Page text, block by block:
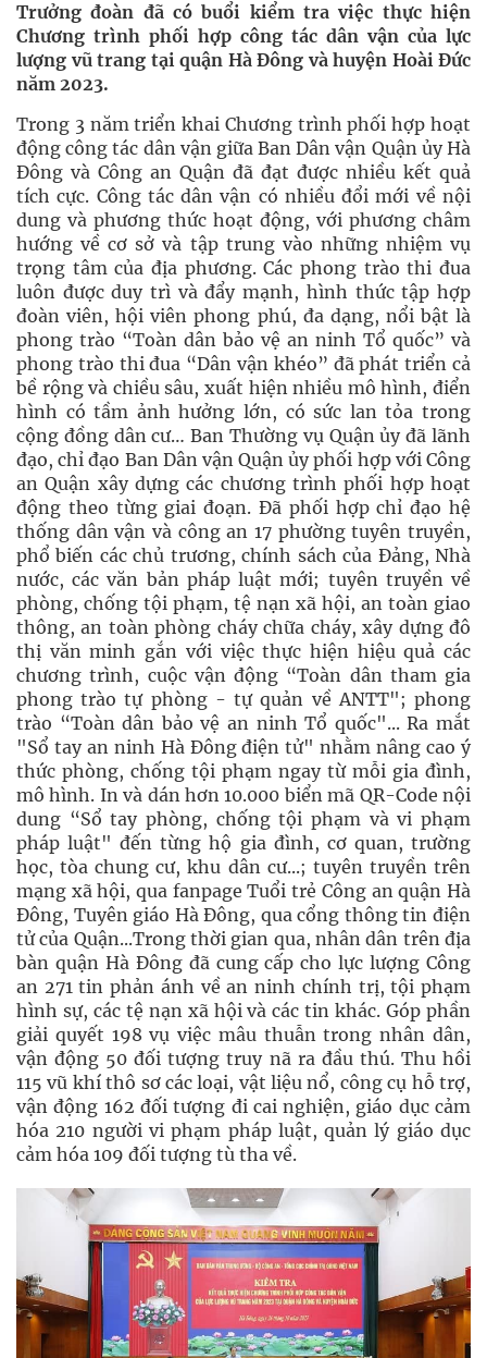
Trưởng đoàn đã có buổi kiểm tra việc thực hiện
Chương trình phối hợp công tác dân vận của lực
lượng vũ trang tại quận Hà Đông và huyện Hoài Đức
năm 2023.
Trong 3 năm triển khai Chương trình phối hợp hoạt
động công tác dân vận giữa Ban Dân vận Quận ủy Hà
Đông và Công an Quận đã đạt được nhiều kết quả
tích cực. Công tác dân vận có nhiều đổi mới về nội
dung và phương thức hoạt động, với phương châm
hướng về cơ sở và tập trung vào những nhiệm vụ
trọng tâm của địa phương. Các phong trào thi đua
luôn được duy trì và đẩy mạnh, hình thức tập hợp
đoàn viên, hội viên phong phú, đa dạng, nổi bật là
phong trào “Toàn dân bảo vệ an ninh Tổ quốc” và
phong trào thi đua “Dân vận khéo” đã phát triển cả
bề rộng và chiều sâu, xuất hiện nhiều mô hình, điển
hình có tầm ảnh hưởng lớn, có sức lan tỏa trong
cộng đồng dân cư… Ban Thường vụ Quận ủy đã lãnh
đạo, chỉ đạo Ban Dân vận Quận ủy phối hợp với Công
an Quận xây dựng các chương trình phối hợp hoạt
động theo từng giai đoạn. Đã phối hợp chỉ đạo hệ
thống dân vận và công an 17 phường tuyên truyền,
phổ biến các chủ trương, chính sách của Đảng, Nhà
nước, các văn bản pháp luật mới; tuyên truyền về
phòng, chống tội phạm, tệ nạn xã hội, an toàn giao
thông, an toàn phòng cháy chữa cháy, xây dựng đô
thị văn minh gắn với việc thực hiện hiệu quả các
chương trình, cuộc vận động “Toàn dân tham gia
phong trào tự phòng - tự quản về ANTT"; phong
trào “Toàn dân bảo vệ an ninh Tổ quốc"... Ra mắt
"Sổ tay an ninh Hà Đông điện tử" nhằm nâng cao ý
thức phòng, chống tội phạm ngay từ mỗi gia đình,
mô hình. In và dán hơn 10.000 biển mã QR-Code nội
dung “Sổ tay phòng, chống tội phạm và vi phạm
pháp luật" đến từng hộ gia đình, cơ quan, trường
học, tòa chung cư, khu dân cư...; tuyên truyền trên
mạng xã hội, qua fanpage Tuổi trẻ Công an quận Hà
Đông, Tuyên giáo Hà Đông, qua cổng thông tin điện
tử của Quận...Trong thời gian qua, nhân dân trên địa
bàn quận Hà Đông đã cung cấp cho lực lượng Công
an 271 tin phản ánh về an ninh chính trị, tội phạm
hình sự, các tệ nạn xã hội và các tin khác. Góp phần
giải quyết 198 vụ việc mâu thuẫn trong nhân dân,
vận động 50 đối tượng truy nã ra đầu thú. Thu hồi
115 vũ khí thô sơ các loại, vật liệu nổ, công cụ hỗ trợ,
vận động 162 đối tượng đi cai nghiện, giáo dục cảm
hóa 210 người vi phạm pháp luật, quản lý giáo dục
cảm hóa 109 đối tượng tù tha về.